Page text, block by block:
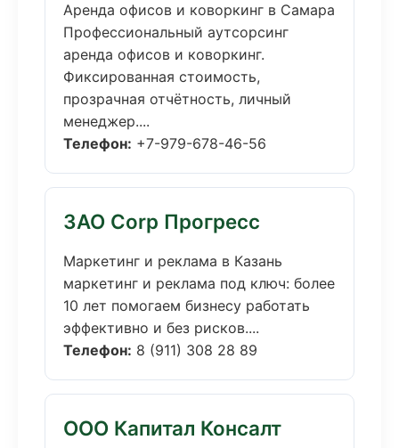
Аренда офисов и коворкинг в Самара
Профессиональный аутсорсинг
аренда офисов и коворкинг.
Фиксированная стоимость,
прозрачная отчётность, личный
менеджер....
Телефон: +7-979-678-46-56
ЗАО Corp Прогресс
Маркетинг и реклама в Казань
маркетинг и реклама под ключ: более
10 лет помогаем бизнесу работать
эффективно и без рисков....
Телефон: 8 (911) 308 28 89
ООО Капитал Консалт